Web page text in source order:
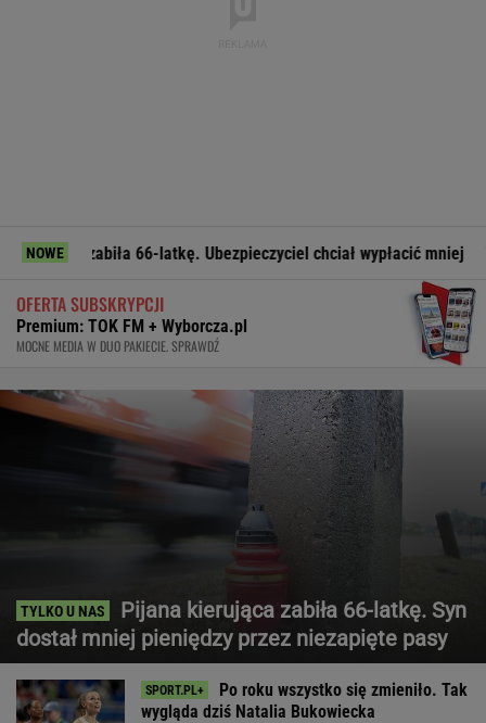
NOWE
66-latkę. Ubezpieczyciel chciał wypłacić mniej Legia
OFERTA SUBSKRYPCJI
Premium: TOK FM + Wyborcza.pl
MOCNE MEDIA W DUO PAKIECIE. SPRAWDŹ
Pijana kierująca zabiła 66-latkę. Syn
dostał mniej pieniędzy przez niezapięte pasy
Po roku wszystko się zmieniło. Tak
wygląda dziś Natalia Bukowiecka